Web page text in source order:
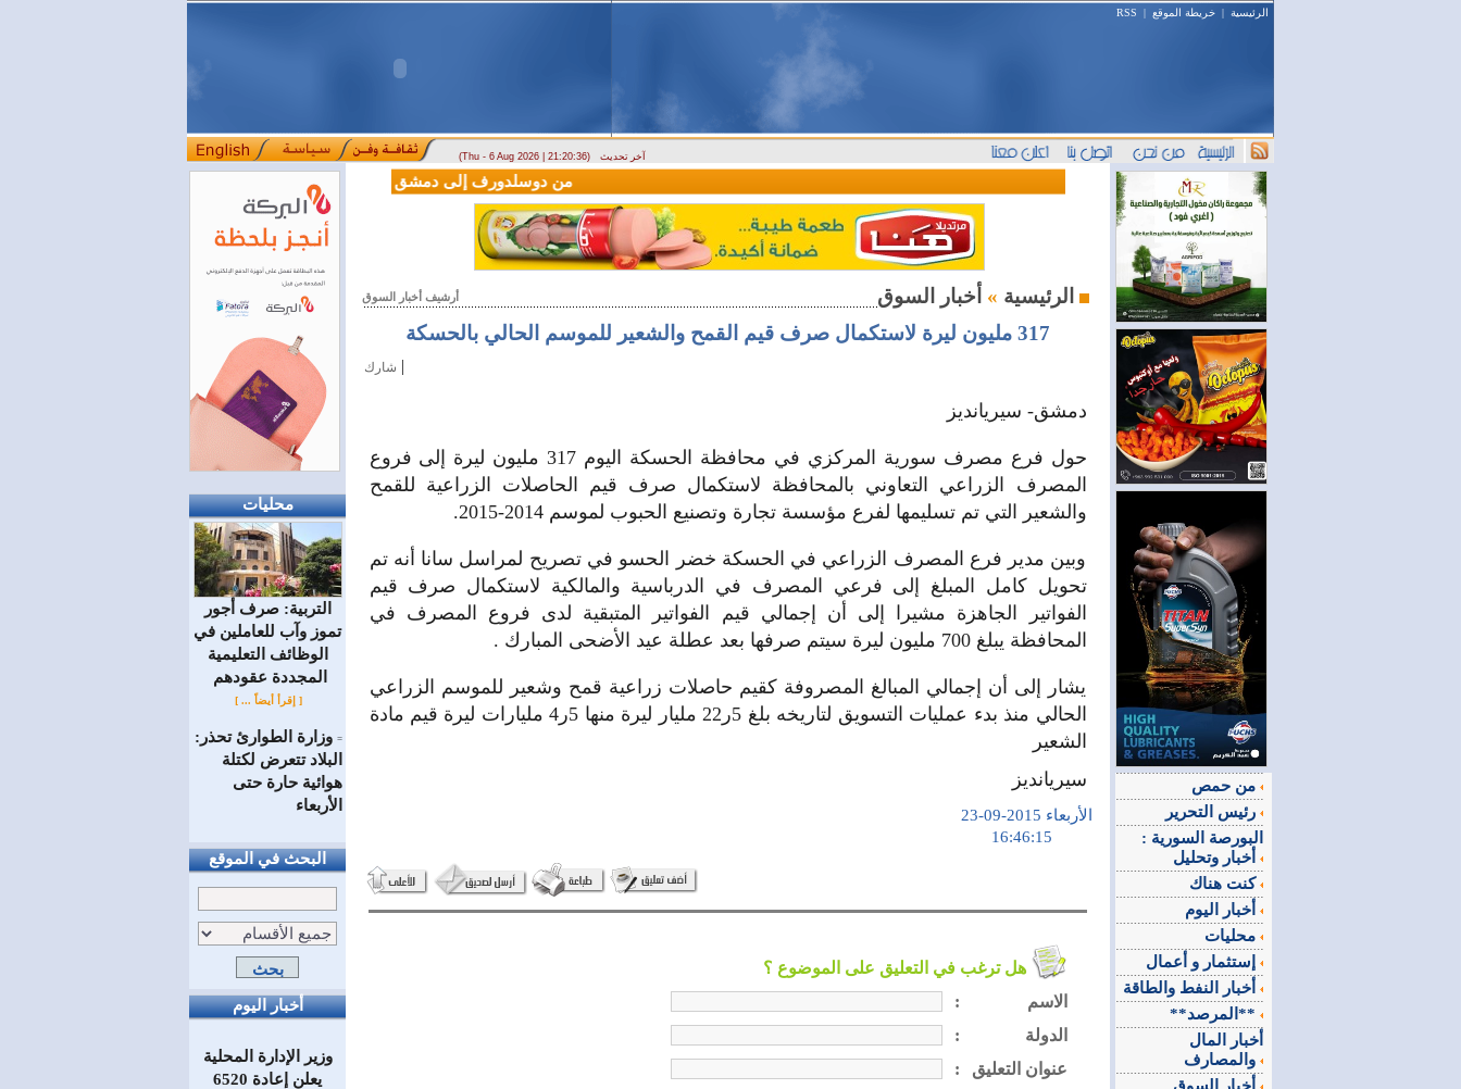
الرئيسية | خريطة الموقع |
RSS
(Thu - 6 Aug 2026 | 21:20:36) آخر تحديث
محليات
التربية: صرف أجور
تموز وآب للعاملين في
الوظائف ‏التعليمية
المجددة عقودهم ‏
[ إقرأ أيضاً ... ]
= وزارة الطوارئ تحذر:
البلاد تتعرض لكتلة
هوائية حارة حتى
الأربعاء
البحث في الموقع
أخبار اليوم
وزير الإدارة المحلية
يعلن إعادة 6520
أرشيف أخبار السوق الرئيسية »
317 مليون ليرة لاستكمال صرف قيم القمح والشعير للموسم الحالي بالحسكة
شارك |
دمشق- سيريانديز
حول فرع مصرف سورية المركزي في محافظة الحسكة اليوم 317 مليون ليرة إلى فروع
المصرف الزراعي التعاوني بالمحافظة لاستكمال صرف قيم الحاصلات الزراعية للقمح
والشعير التي تم تسليمها لفرع مؤسسة تجارة وتصنيع الحبوب لموسم 2014-2015.
وبين مدير فرع المصرف الزراعي في الحسكة خضر الحسو في تصريح لمراسل سانا أنه تم
تحويل كامل المبلغ إلى فرعي المصرف في الدرباسية والمالكية لاستكمال صرف قيم
الفواتير الجاهزة مشيرا إلى أن إجمالي قيم الفواتير المتبقية لدى فروع المصرف في
المحافظة يبلغ 700 مليون ليرة سيتم صرفها بعد عطلة عيد الأضحى المبارك .
يشار إلى أن إجمالي المبالغ المصروفة كقيم حاصلات زراعية قمح وشعير للموسم الزراعي
الحالي منذ بدء عمليات التسويق لتاريخه بلغ 5ر22 مليار ليرة منها 5ر4 مليارات ليرة قيم مادة
الشعير
سيريانديز
الأربعاء 2015-09-23
هل ترغب في التعليق على الموضوع ؟
:
الاسم
:
الدولة
:
عنوان التعليق
البورصة السورية :
كنت هناك
**المرصد**
أخبار المال